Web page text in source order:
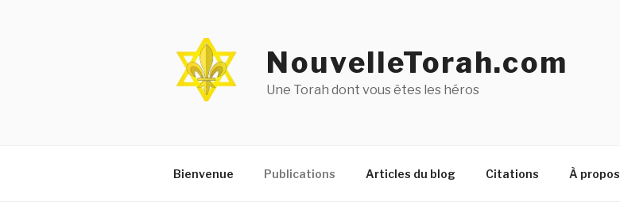
NouvelleTorah.com
Une Torah dont vous êtes les héros
Bienvenue Publications Articles du blog Citations À propos